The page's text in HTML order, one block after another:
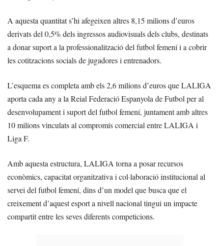
A aquesta quantitat s’hi afegeixen altres 8,15 milions d’euros
derivats del 0,5% dels ingressos audiovisuals dels clubs, destinats
a donar suport a la professionalització del futbol femení i a cobrir
les cotitzacions socials de jugadores i entrenadors.
L’esquema es completa amb els 2,6 milions d’euros que LALIGA
aporta cada any a la Reial Federació Espanyola de Futbol per al
desenvolupament i suport del futbol femení, juntament amb altres
10 milions vinculats al compromís comercial entre LALIGA i
Liga F.
Amb aquesta estructura, LALIGA torna a posar recursos
econòmics, capacitat organitzativa i col·laboració institucional al
servei del futbol femení, dins d’un model que busca que el
creixement d’aquest esport a nivell nacional tingui un impacte
compartit entre les seves diferents competicions.